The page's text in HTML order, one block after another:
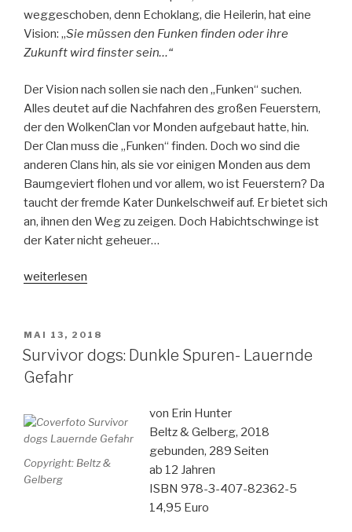
weggeschoben, denn Echoklang, die Heilerin, hat eine
Vision: „Sie müssen den Funken finden oder ihre
Zukunft wird finster sein…“
Der Vision nach sollen sie nach den „Funken“ suchen.
Alles deutet auf die Nachfahren des großen Feuerstern,
der den WolkenClan vor Monden aufgebaut hatte, hin.
Der Clan muss die „Funken“ finden. Doch wo sind die
anderen Clans hin, als sie vor einigen Monden aus dem
Baumgeviert flohen und vor allem, wo ist Feuerstern? Da
taucht der fremde Kater Dunkelschweif auf. Er bietet sich
an, ihnen den Weg zu zeigen. Doch Habichtschwinge ist
der Kater nicht geheuer…
„Warrior
Adventure-
Habichtschwinges
Reise“
weiterlesen
VERÖFFENTLICHT
AM
MAI 13, 2018
Survivor dogs: Dunkle Spuren- Lauernde
Gefahr
Copyright: Beltz &
Gelberg
von Erin Hunter
Beltz & Gelberg, 2018
gebunden, 289 Seiten
ab 12 Jahren
ISBN 978-3-407-82362-5
14,95 Euro